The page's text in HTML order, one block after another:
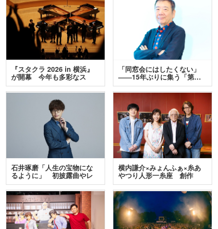
『スタクラ 2026 in 横浜』
が開幕 今年も多彩なス
テ…
「同窓会にはしたくない」
――15年ぶりに集う「第…
石井琢磨「人生の宝物にな
るように」 初披露曲やレ
ア…
横内謙介×みょんふぁ×糸あ
やつり人形一糸座 創作
人…